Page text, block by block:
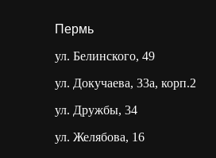
Пермь
ул. Белинского, 49
ул. Докучаева, 33а, корп.2
ул. Дружбы, 34
ул. Желябова, 16